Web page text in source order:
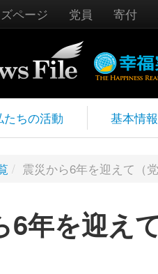
ページ 党員 寄付
たちの活動 基本情報
/ 震災から6年を迎えて（党
年を迎え